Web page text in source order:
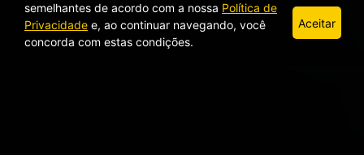
semelhantes de acordo com a nossa Política de
Privacidade e, ao continuar navegando, você
concorda com estas condições.
Aceitar